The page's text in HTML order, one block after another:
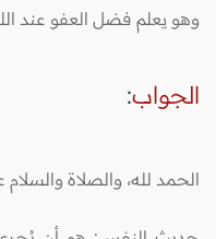
وهو يعلم فضل العفو عند
الجواب:
الحمد لله، والصلاة